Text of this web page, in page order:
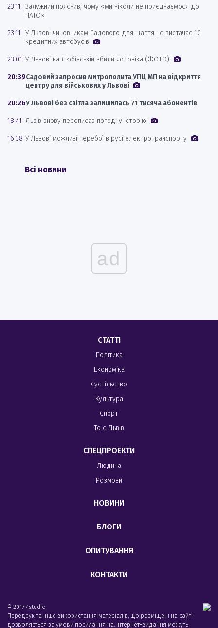
23:11
Залужний пояснив, чому «ми ніколи не приєднаємося до
НАТО»
23:11
У Львові чиновникам Садового для щастя не вистачає 10
кредитних автобусів
23:01 У Львові на Любінській збили чоловіка (ФОТО)
20:39Садовий запросив митрополита УПЦ МП на відкриття
центру для військових у Львові
20:26У Львові без світла залишилась 71 тисяча абонентів
18:41 Львів знову переписав погодну історію
16:38 У Львові можливі перебої в русі електротранспорту
Всі новини
ad
СТАТТІ
Політика
Економіка
Суспільство
Культура
Спорт
То є Львів
СПЕЦПРОЕКТИ
Людина
Розмови
НОВИНИ
БЛОГИ
ОПИТУВАННЯ
КОНТАКТИ
© 2017 4studio
Передрук та інше використання матеріалів, що розміщені на сайті
дозволяється за умови посилання на. Інтернет-видання можуть